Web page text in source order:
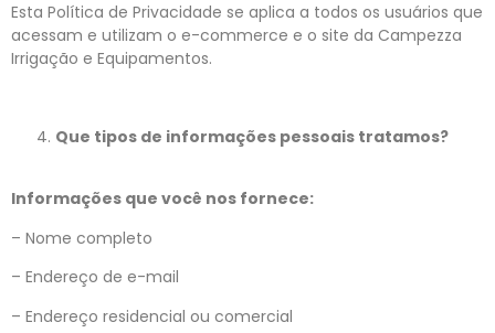
Esta Política de Privacidade se aplica a todos os usuários que
acessam e utilizam o e-commerce e o site da Campezza
Irrigação e Equipamentos.
Que tipos de informações pessoais tratamos?
Informações que você nos fornece:
– Nome completo
– Endereço de e-mail
– Endereço residencial ou comercial